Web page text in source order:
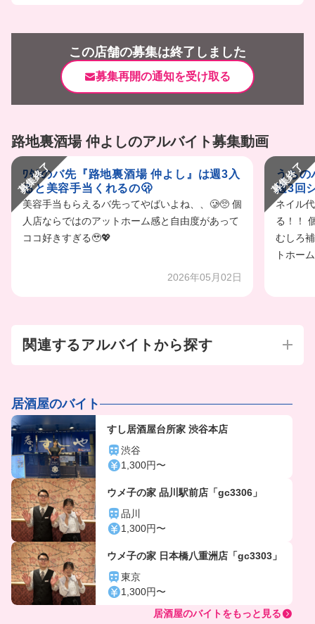
この店舗の募集は終了しました
募集再開の通知を受け取る
路地裏酒場 仲よしのアルバイト募集動画
募集終了
ﾜﾀｼのバ先『路地裏酒場 仲よし』は週3入
ると美容手当くれるの🫢
美容手当もらえるバ先ってやばいよね、、🥲🥺 個
人店ならではのアットホーム感と自由度があって
ココ好きすぎる🥹💖
2026年05月02日
募集終了
うち
週3回
ネイル
る！！
むしろ
トホー
関連するアルバイトから探す
居酒屋のバイト
すし居酒屋台所家 渋谷本店
渋谷
1,300円〜
ウメ子の家 品川駅前店「gc3306」
品川
1,300円〜
ウメ子の家 日本橋八重洲店「gc3303」
東京
1,300円〜
居酒屋のバイトをもっと見る